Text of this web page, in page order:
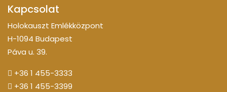
Kapcsolat
Holokauszt Emlékközpont
H-1094 Budapest
Páva u. 39.
+36 1 455-3333
+36 1 455-3399